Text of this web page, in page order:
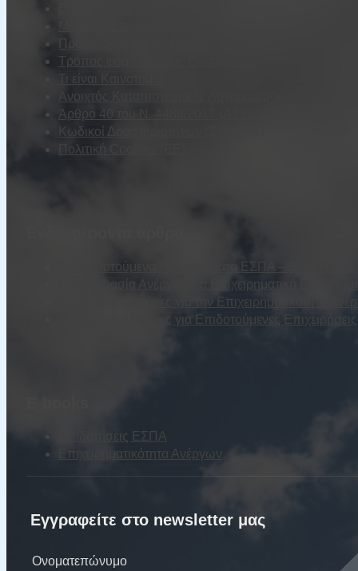
Τρόπος φορολόγησης Ενίσχυσης
Τι είναι Καινοτομία
Ανοιχτός Καταπιστευτικός Λογαριασμός
Άρθρο 40 του Ν. 4488/2017 (Α137/13.09.2017)
Κωδικοί Δραστηριοτήτων (ΣΤΑΚΟΔ)
Πολιτική Cookies (ΕΕ)
Τα Επιδοτούμενα Προγράμματα ΕΣΠΑ – ΔΥΠΑ
Προετοιμασία Ανέργου για Επιχειρηματική
Επιλέξιμες Δαπάνες για την Επιχειρηματικότητα
Επιλέξιμες Δαπάνες για Επιδοτούμενες
Επιδοτήσεις ΕΣΠΑ
Επιχειρηματικότητα Ανέργων
Εγγραφείτε στο newsletter μας